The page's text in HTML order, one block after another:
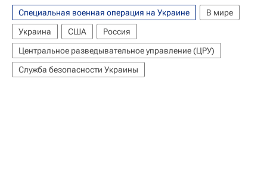
Специальная военная операция на Украине
В мире
Украина
США
Россия
Центральное разведывательное управление (ЦРУ)
Служба безопасности Украины